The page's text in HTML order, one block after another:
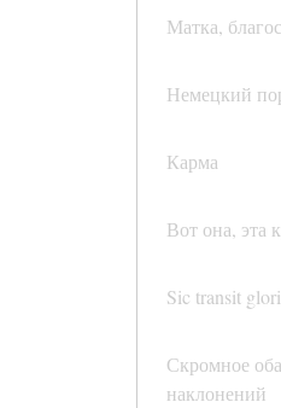
Матка,
Немецкий
Карма
Вот она, эта
Sic transit
Скромное
наклонений